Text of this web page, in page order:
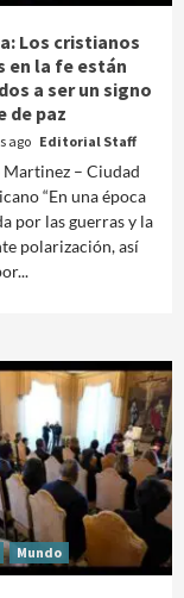
Los cristianos
en la fe están
a ser un signo
de paz
ago Editorial Staff
Martinez – Ciudad
“En una época
por las guerras y la
polarización, así
Mundo